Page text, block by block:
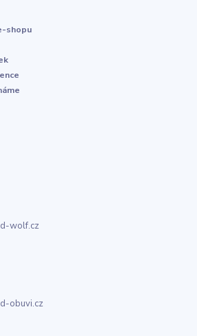
shopu
wolf.cz
obuvi.cz